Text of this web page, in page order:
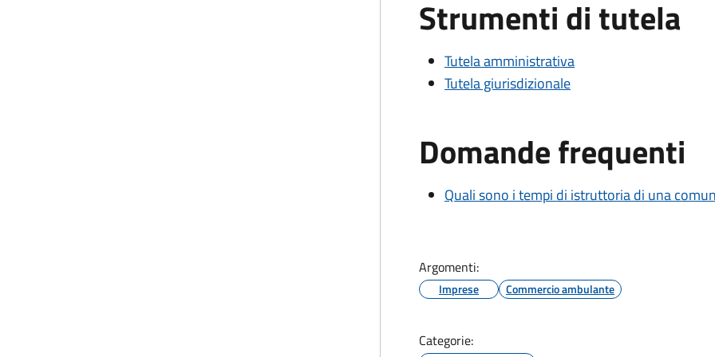
Strumenti di tutela
Tutela amministrativa
Tutela giurisdizionale
Domande frequenti
Quali sono i tempi di istruttoria di una
Argomenti:
Imprese Commercio ambulante
Categorie: